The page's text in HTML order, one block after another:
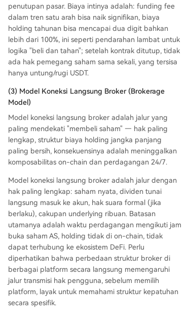
penutupan pasar. Biaya intinya adalah: funding fee
dalam tren satu arah bisa naik signifikan, biaya
holding tahunan bisa mencapai dua digit bahkan
lebih dari 100%, ini seperti pendarahan lambat untuk
logika "beli dan tahan"; setelah kontrak ditutup, tidak
ada hak pemegang saham sama sekali, yang tersisa
hanya untung/rugi USDT.
(3) Model Koneksi Langsung Broker (Brokerage
Model)
Model koneksi langsung broker adalah jalur yang
paling mendekati "membeli saham" — hak paling
lengkap, struktur biaya holding jangka panjang
paling bersih, konsekuensinya adalah meninggalkan
komposabilitas on-chain dan perdagangan 24/7.
Model koneksi langsung broker adalah jalur dengan
hak paling lengkap: saham nyata, dividen tunai
langsung masuk ke akun, hak suara formal (jika
berlaku), cakupan underlying ribuan. Batasan
utamanya adalah waktu perdagangan mengikuti jam
buka saham AS, holding tidak di on-chain, tidak
dapat terhubung ke ekosistem DeFi. Perlu
diperhatikan bahwa perbedaan struktur broker di
berbagai platform secara langsung memengaruhi
jalur transmisi hak pengguna, sebelum memilih
platform, layak untuk memahami struktur kepatuhan
secara spesifik.